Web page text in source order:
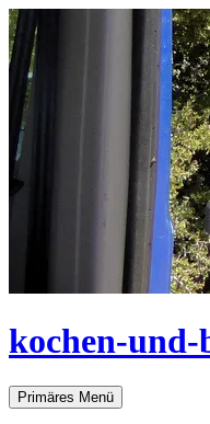
Zum
Inhalt
springen
kochen-
Suchen
Primäres Menü